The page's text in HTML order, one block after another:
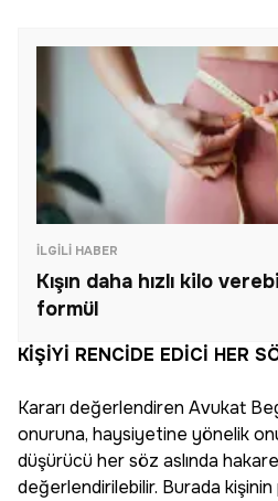
İLGILI HABER
Kışın daha hızlı kilo
formül
KİŞİYİ RENCİDE EDİCİ HER
Kararı değerlendiren Avukat
onuruna, haysiyetine yönelik
düşürücü her söz aslında
değerlendirilebilir. Burada